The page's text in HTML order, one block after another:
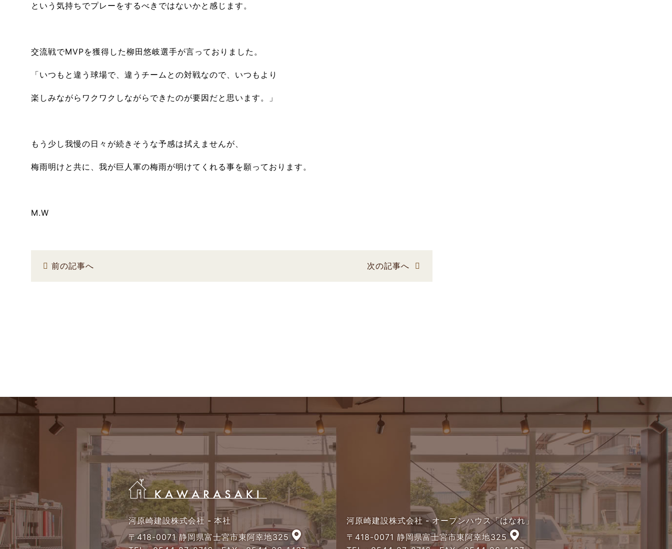
という気持ちでプレーをするべきではないかと感じます。
交流戦でMVPを獲得した柳田悠岐選手が言っておりました。
「いつもと違う球場で、違うチームとの対戦なので、いつもより
楽しみながらワクワクしながらできたのが要因だと思います。」
もう少し我慢の日々が続きそうな予感は拭えませんが、
梅雨明けと共に、我が巨人軍の梅雨が明けてくれる事を願っております。
M.W
前の記事へ 次の記事へ
河原崎建設株式会社 - 本社
〒418-0071 静岡県富士宮市東阿幸地325
河原崎建設株式会社 - オープンハウス「はなれ」
〒418-0071 静岡県富士宮市東阿幸地325